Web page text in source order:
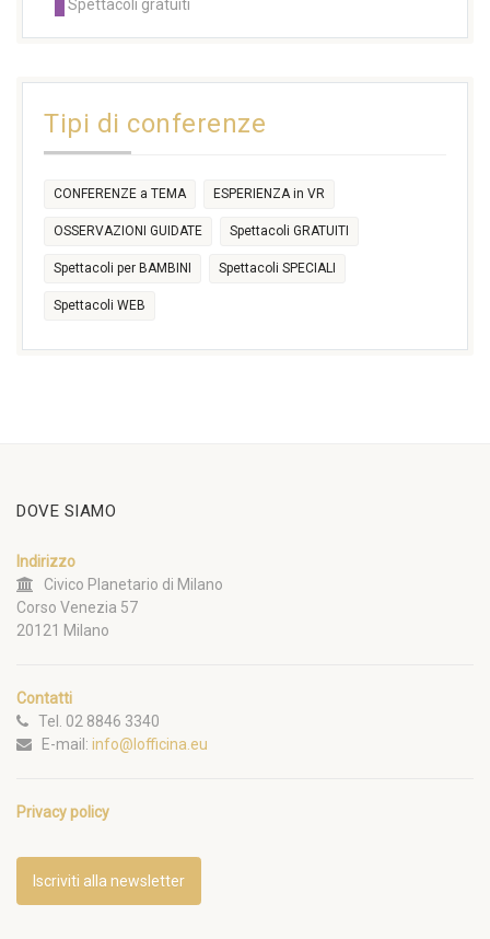
14:30
14:30 14:30
17:30
Spettacoli gratuiti
Tipi di conferenze
CONFERENZE a TEMA ESPERIENZA in VR
OSSERVAZIONI GUIDATE Spettacoli GRATUITI
Spettacoli per BAMBINI Spettacoli SPECIALI
Spettacoli WEB
DOVE SIAMO
Indirizzo
Civico Planetario di Milano
Corso Venezia 57
20121 Milano
Contatti
Tel. 02 8846 3340
E-mail: info@lofficina.eu
Privacy policy
Iscriviti alla newsletter